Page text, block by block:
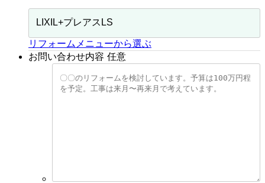
リフォームメニューから選ぶ
お問い合わせ内容 任意